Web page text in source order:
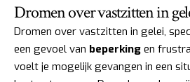
Dromen over vastzitten in
Dromen over vastzitten in gelei,
een gevoel van beperking en
voelt je mogelijk gevangen in een